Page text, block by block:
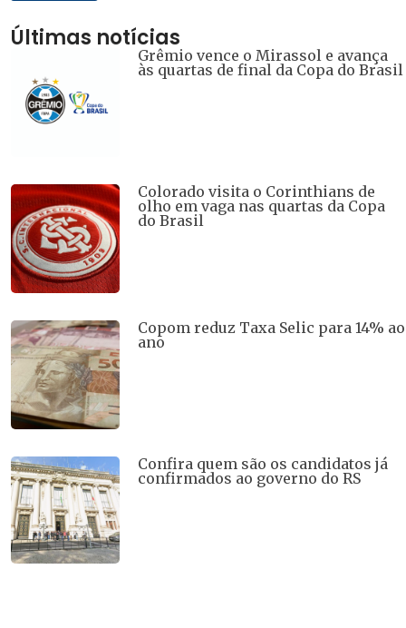
Últimas notícias
Grêmio vence o Mirassol e avança
às quartas de final da Copa do Brasil
Colorado visita o Corinthians de
olho em vaga nas quartas da Copa
do Brasil
Copom reduz Taxa Selic para 14% ao
ano
Confira quem são os candidatos já
confirmados ao governo do RS